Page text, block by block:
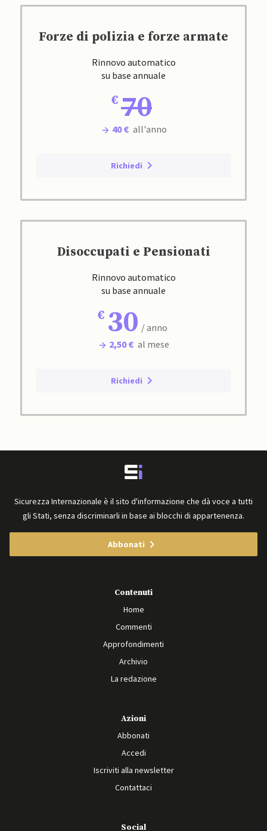
Forze di polizia e forze armate
Rinnovo automatico
su base annuale
70
40 € all'anno
Richiedi
Disoccupati e Pensionati
Rinnovo automatico
su base annuale
30 / anno
2,50 € al mese
Richiedi
Sicurezza Internazionale è il sito d'informazione che dà voce a tutti
gli Stati, senza discriminarli in base ai blocchi di appartenenza.
Abbonati
Contenuti
Home
Commenti
Approfondimenti
Archivio
La redazione
Azioni
Abbonati
Accedi
Iscriviti alla newsletter
Contattaci
Social